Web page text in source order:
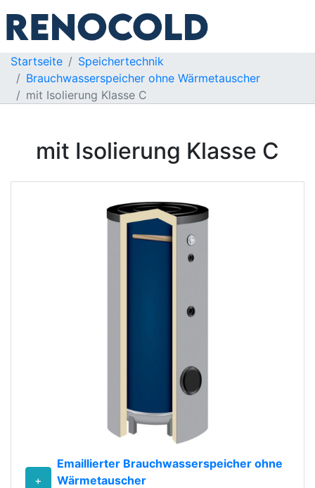
Startseite
Speichertechnik
Brauchwasserspeicher ohne Wärmetauscher
mit Isolierung Klasse C
mit Isolierung Klasse C
+
Emaillierter Brauchwasserspeicher ohne
Wärmetauscher